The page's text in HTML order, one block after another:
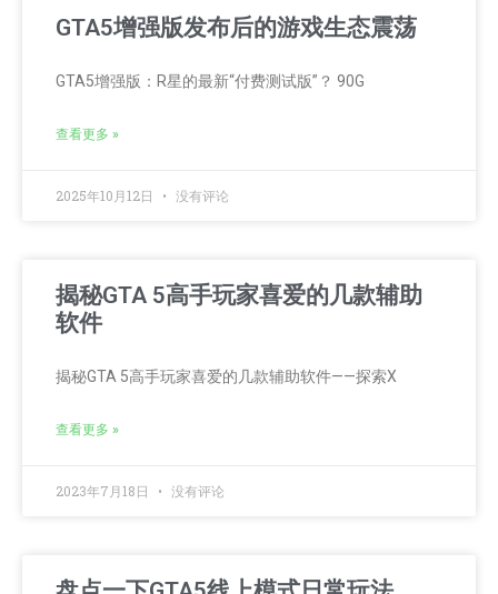
GTA5增强版发布后的游戏生态震荡
GTA5增强版：R星的最新“付费测试版”？ 90G
查看更多 »
2025年10月12日 没有评论
揭秘GTA 5高手玩家喜爱的几款辅助
软件
揭秘GTA 5高手玩家喜爱的几款辅助软件——探索X
查看更多 »
2023年7月18日 没有评论